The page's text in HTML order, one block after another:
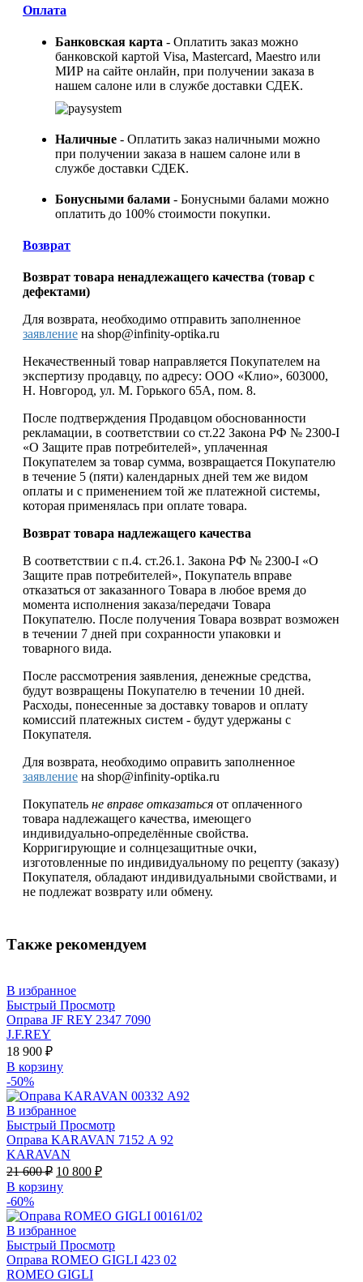
Оплата
Банковская карта - Оплатить заказ можно
банковской картой Visa, Mastercard, Maestro или
МИР на сайте онлайн, при получении заказа в
нашем салоне или в службе доставки СДЕК.
Наличные - Оплатить заказ наличными можно
при получении заказа в нашем салоне или в
службе доставки СДЕК.
Бонусными балами - Бонусными балами можно
оплатить до 100% стоимости покупки.
Возврат
Возврат товара ненадлежащего качества (товар с
дефектами)
Для возврата, необходимо отправить заполненное
заявление на shop@infinity-optika.ru
Некачественный товар направляется Покупателем на
экспертизу продавцу, по адресу: ООО «Клио», 603000,
Н. Новгород, ул. М. Горького 65А, пом. 8.
После подтверждения Продавцом обоснованности
рекламации, в соответствии со ст.22 Закона РФ № 2300-I
«О Защите прав потребителей», уплаченная
Покупателем за товар сумма, возвращается Покупателю
в течение 5 (пяти) календарных дней тем же видом
оплаты и с применением той же платежной системы,
которая применялась при оплате товара.
Возврат товара надлежащего качества
В соответствии с п.4. ст.26.1. Закона РФ № 2300-I «О
Защите прав потребителей», Покупатель вправе
отказаться от заказанного Товара в любое время до
момента исполнения заказа/передачи Товара
Покупателю. После получения Товара возврат возможен
в течении 7 дней при сохранности упаковки и
товарного вида.
После рассмотрения заявления, денежные средства,
будут возвращены Покупателю в течении 10 дней.
Расходы, понесенные за доставку товаров и оплату
комиссий платежных систем - будут удержаны с
Покупателя.
Для возврата, необходимо оправить заполненное
заявление на shop@infinity-optika.ru
Покупатель не вправе отказаться от оплаченного
товара надлежащего качества, имеющего
индивидуально-определённые свойства.
Корригирующие и солнцезащитные очки,
изготовленные по индивидуальному по рецепту (заказу)
Покупателя, обладают индивидуальными свойствами, и
не подлежат возврату или обмену.
Также рекомендуем
В избранное
Быстрый Просмотр
Оправа JF REY 2347 7090
J.F.REY
18 900 ₽
В корзину
-50%
В избранное
Быстрый Просмотр
Оправа KARAVAN 7152 А 92
KARAVAN
21 600₽ 10 800 ₽
В корзину
-60%
В избранное
Быстрый Просмотр
Оправа ROMEO GIGLI 423 02
ROMEO GIGLI